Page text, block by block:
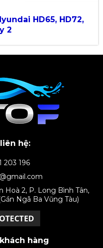
HD65, HD72,
2
hệ:
203 196
Hoà 2, P. Long Bình Tân,
Ngã Ba Vũng Tàu)
hàng